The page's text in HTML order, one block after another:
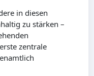
in diesen
zu stärken –
zentrale